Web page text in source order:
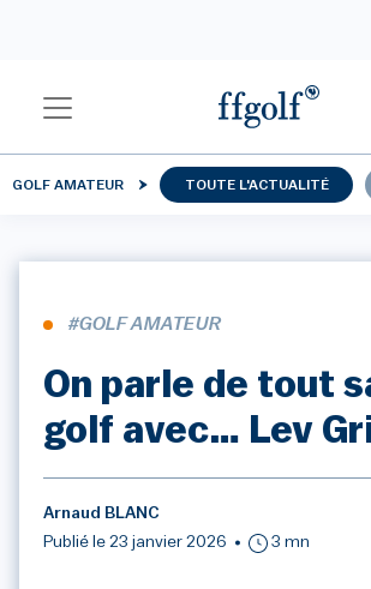
GOLF AMATEUR TOUTE L'ACTUALITÉ
#GOLF AMATEUR
On parle de tout
golf avec… Lev
Arnaud BLANC
Publié le 23 janvier 2026
3 mn